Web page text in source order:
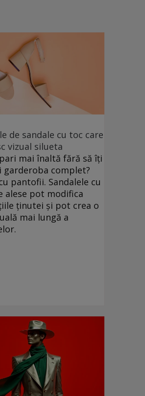
de sandale cu toc care
vizual silueta
mai înaltă fără să îți
garderoba complet?
pantofii. Sandalele cu
alese pot modifica
ținutei și pot crea o
mai lungă a